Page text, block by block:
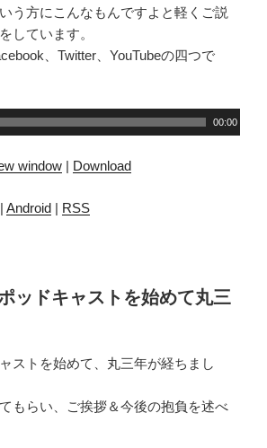
う方にこんなもんですよと軽くご説
しています。
、Twitter、YouTubeの四つで
00:00
window | Download
| Android | RSS
ッドキャストを始めて丸三
ストを始めて、丸三年が経ちまし
もらい、ご挨拶＆今後の抱負を述べ